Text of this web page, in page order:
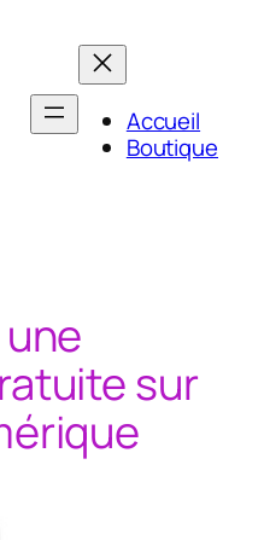
Accueil
Boutique
sur